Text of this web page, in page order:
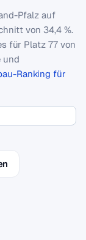
Pfalz auf
von 34,4 %.
für Platz 77 von
und
Ranking für